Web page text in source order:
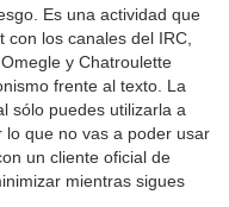
Es una actividad que
con los canales del IRC,
y Chatroulette
frente al texto. La
sólo puedes utilizarla a
lo que no vas a poder usar
un cliente oficial de
mientras sigues